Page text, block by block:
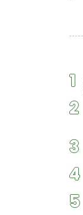
1
2
3
4
5